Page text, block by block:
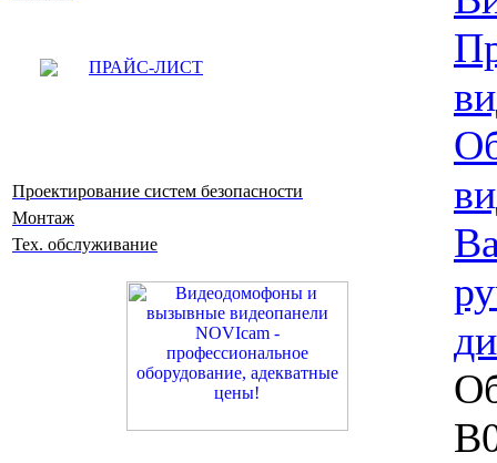
ПРАЙС-ЛИСТ
Проектирование систем безопасности
Монтаж
Тех. обслуживание